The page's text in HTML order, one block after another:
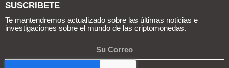
SUSCRIBETE
Te mantendremos actualizado sobre las últimas noticias e
investigaciones sobre el mundo de las criptomonedas.